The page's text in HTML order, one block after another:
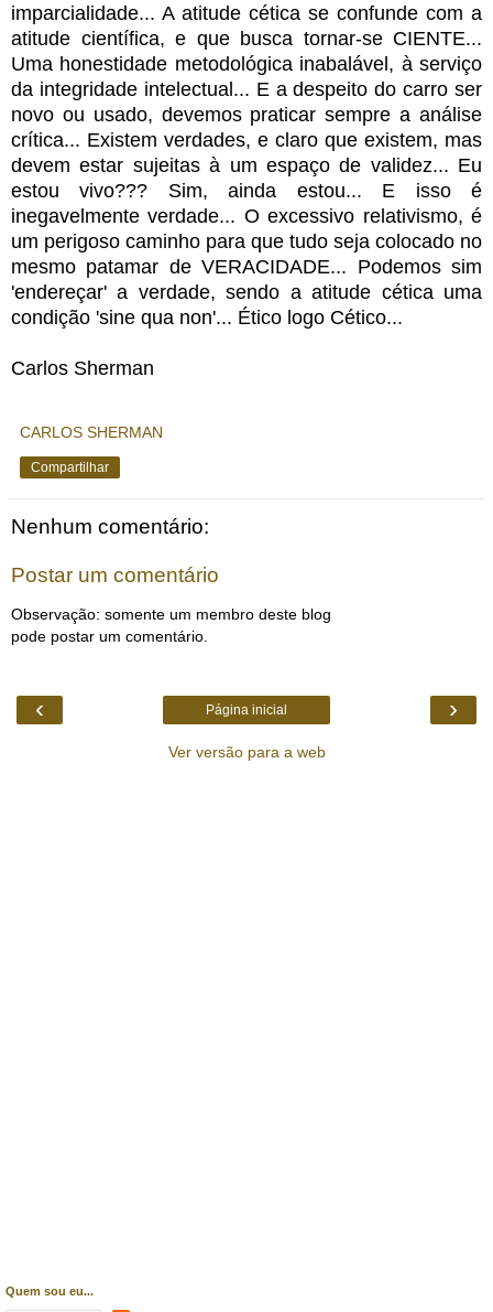
imparcialidade... A atitude cética se confunde com a
atitude científica, e que busca tornar-se CIENTE...
Uma honestidade metodológica inabalável, à serviço
da integridade intelectual... E a despeito do carro ser
novo ou usado, devemos praticar sempre a análise
crítica... Existem verdades, e claro que existem, mas
devem estar sujeitas à um espaço de validez... Eu
estou vivo??? Sim, ainda estou... E isso é
inegavelmente verdade... O excessivo relativismo, é
um perigoso caminho para que tudo seja colocado no
mesmo patamar de VERACIDADE... Podemos sim
'endereçar' a verdade, sendo a atitude cética uma
condição 'sine qua non'... Ético logo Cético...
Carlos Sherman
CARLOS SHERMAN
Compartilhar
Nenhum comentário:
Postar um comentário
Observação: somente um membro deste blog
pode postar um comentário.
‹ ›
Página inicial
Ver versão para a web
Quem sou eu...